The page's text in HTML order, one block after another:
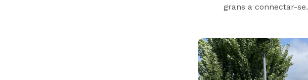
grans a connectar-se.